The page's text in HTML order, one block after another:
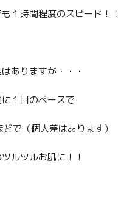
１時間程度のスピード！！
ありますが・・・
に１回のペースで
で（個人差はあります）
ルツルお肌に！！